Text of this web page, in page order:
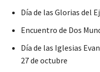
Día de las Glorias del
Encuentro de Dos
Día de las Iglesias
27 de octubre